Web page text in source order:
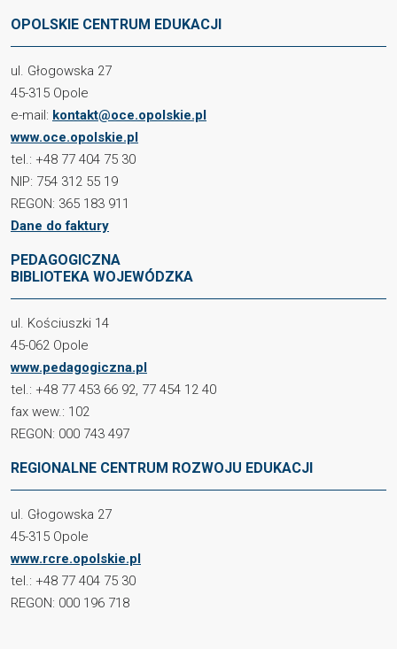
OPOLSKIE CENTRUM EDUKACJI
ul. Głogowska 27
45-315 Opole
e-mail: kontakt@oce.opolskie.pl
www.oce.opolskie.pl
tel.: +48 77 404 75 30
NIP: 754 312 55 19
REGON: 365 183 911
Dane do faktury
PEDAGOGICZNA
BIBLIOTEKA WOJEWÓDZKA
ul. Kościuszki 14
45-062 Opole
www.pedagogiczna.pl
tel.: +48 77 453 66 92, 77 454 12 40
fax wew.: 102
REGON: 000 743 497
REGIONALNE CENTRUM ROZWOJU EDUKACJI
ul. Głogowska 27
45-315 Opole
www.rcre.opolskie.pl
tel.: +48 77 404 75 30
REGON: 000 196 718